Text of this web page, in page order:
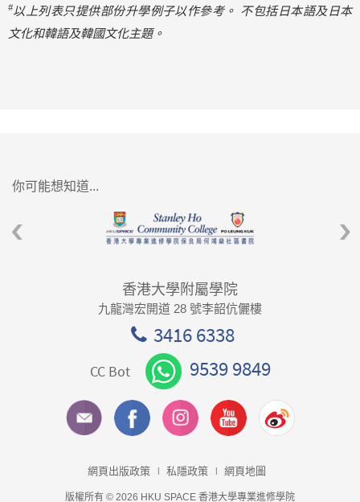
#以上列表只提供部份升學例子以作參考。 不包括日本語及日本
文化和韓語及韓國文化主題。
你可能想知道...
香港大學附屬學院
九龍灣宏開道 28 號李韶伉儷樓
3416 6338
CC Bot 9539 9849
網頁出版政策 私隱政策 網頁地圖
版權所有 © 2026 HKU SPACE 香港大學專業進修學院